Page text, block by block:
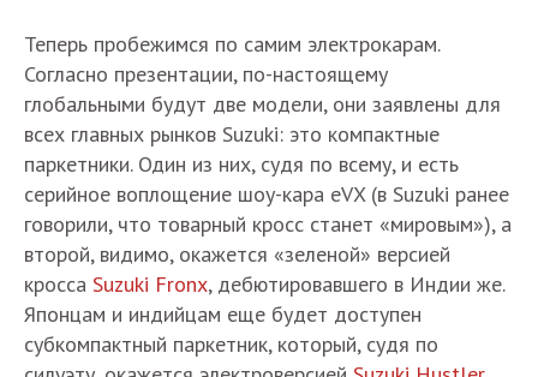
Теперь пробежимся по самим электрокарам.
Согласно презентации, по-настоящему
глобальными будут две модели, они заявлены для
всех главных рынков Suzuki: это компактные
паркетники. Один из них, судя по всему, и есть
серийное воплощение шоу-кара eVX (в Suzuki ранее
говорили, что товарный кросс станет «мировым»), а
второй, видимо, окажется «зеленой» версией
кросса Suzuki Fronx, дебютировавшего в Индии же.
Японцам и индийцам еще будет доступен
субкомпактный паркетник, который, судя по